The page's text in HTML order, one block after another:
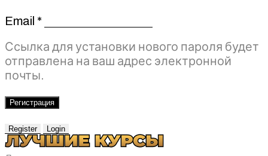
Email *Обязательно
Ссылка для установки нового пароля будет
отправлена ​​на ваш адрес электронной
почты.
Регистрация
Register Login